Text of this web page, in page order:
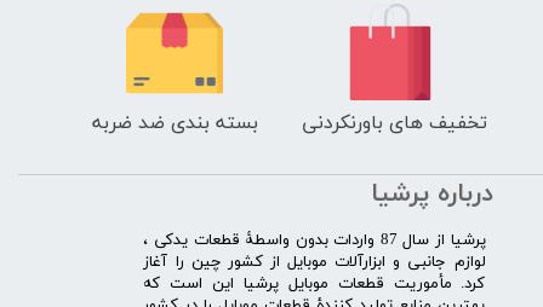
تخفیف های باورنکردنی بسته بندی ضد ضربه
درباره پرشیا
​پرشیا از سال 87 واردات بدون واسطۀ قطعات یدکی ،
لوازم جانبی و ابزارآلات موبایل از کشور چین را آغاز
کرد. مأموریت قطعات موبایل پرشیا این است که